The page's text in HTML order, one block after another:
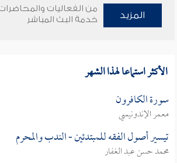
المزيد
من الفعاليات
خدمة البث المباشر
الأكثر استماعا لهذا الشهر
سورة الكافرون
معمر الإندونيسي
تيسير أصول الفقه للمبتدئين - الندب والمحرم
محمد حسن عبد الغفار